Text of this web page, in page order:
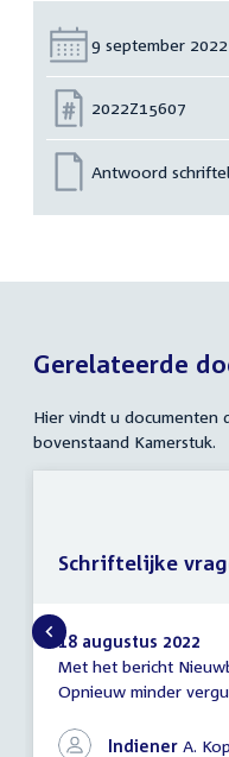
Datum:
9 september 2022
Nummer:
2022Z15607
Antwoord
Gerelateerde
Hier vindt u documenten
bovenstaand Kamerstuk.
Schriftelijke
vragen
18 augustus 2022
Met het bericht
Opnieuw minder
Indiener A.
Schriftelijke